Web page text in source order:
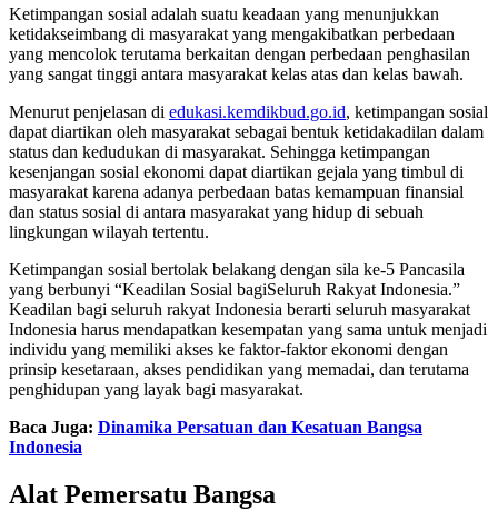
Ketimpangan sosial adalah suatu keadaan yang menunjukkan
ketidakseimbang di masyarakat yang mengakibatkan perbedaan
yang mencolok terutama berkaitan dengan perbedaan penghasilan
yang sangat tinggi antara masyarakat kelas atas dan kelas bawah.
Menurut penjelasan di edukasi.kemdikbud.go.id, ketimpangan sosial
dapat diartikan oleh masyarakat sebagai bentuk ketidakadilan dalam
status dan kedudukan di masyarakat. Sehingga ketimpangan
kesenjangan sosial ekonomi dapat diartikan gejala yang timbul di
masyarakat karena adanya perbedaan batas kemampuan finansial
dan status sosial di antara masyarakat yang hidup di sebuah
lingkungan wilayah tertentu.
Ketimpangan sosial bertolak belakang dengan sila ke-5 Pancasila
yang berbunyi “Keadilan Sosial bagiSeluruh Rakyat Indonesia.”
Keadilan bagi seluruh rakyat Indonesia berarti seluruh masyarakat
Indonesia harus mendapatkan kesempatan yang sama untuk menjadi
individu yang memiliki akses ke faktor-faktor ekonomi dengan
prinsip kesetaraan, akses pendidikan yang memadai, dan terutama
penghidupan yang layak bagi masyarakat.
Baca Juga: Dinamika Persatuan dan Kesatuan Bangsa
Indonesia
Alat Pemersatu Bangsa